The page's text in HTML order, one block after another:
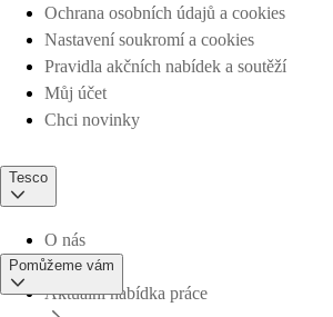
Ochrana osobních údajů a cookies
Nastavení soukromí a cookies
Pravidla akčních nabídek a soutěží
Můj účet
Chci novinky
Tesco
O nás
Aktuální nabídka práce
Pomůžeme vám